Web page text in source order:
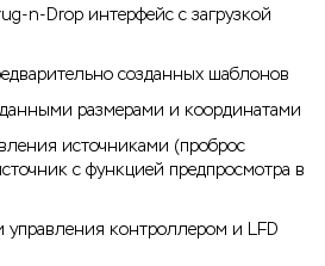
n-Drop интерфейс с загрузкой
созданных шаблонов
размерами и координатами
источниками (проброс
с функцией предпросмотра в
управления контроллером и LFD